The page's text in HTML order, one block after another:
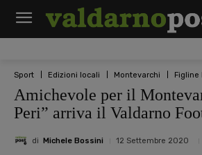
Sport Edizioni locali Montevarchi Figline
Amichevole per il
Peri” arriva il Valdarno
di Michele Bossini 12 Settembre 2020